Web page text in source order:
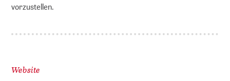
vorzustellen.
Website